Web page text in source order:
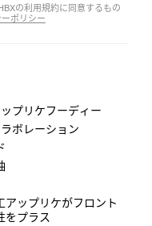
の利用規約に同意するもの
ポリシー
プリケフーディー
ボレーション
ップリケがフロント
をプラス